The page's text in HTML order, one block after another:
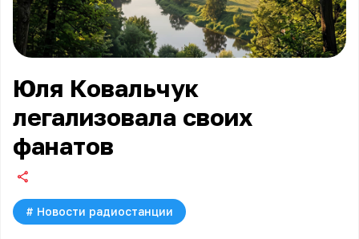
Юля Ковальчук
легализовала своих
фанатов
# Новости радиостанции